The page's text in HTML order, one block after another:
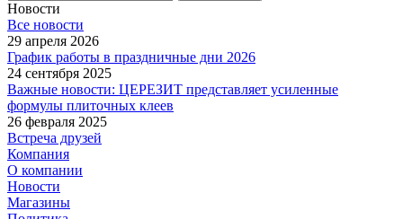
Новости
Все новости
29 апреля 2026
График работы в праздничные дни 2026
24 сентября 2025
Важные новости: ЦЕРЕЗИТ представляет усиленные
формулы плиточных клеев
26 февраля 2025
Встреча друзей
Компания
О компании
Новости
Магазины